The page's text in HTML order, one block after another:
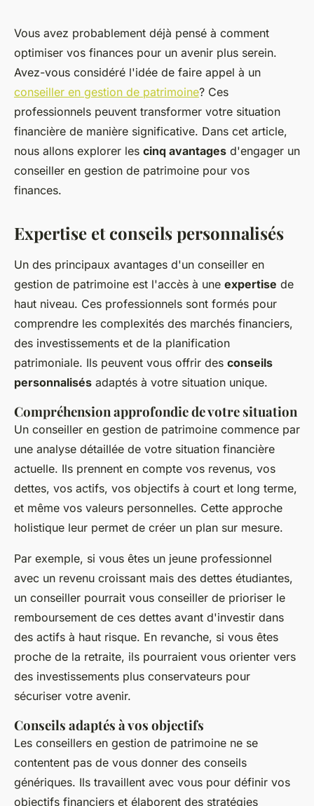
Les 5 avantages d'un conseiller
en gestion de patrimoine pour
vos finances
admin•11 février 2025•7 min de lecture
Vous avez probablement déjà pensé à comment
optimiser vos finances pour un avenir plus serein.
Avez-vous considéré l'idée de faire appel à un
conseiller en gestion de patrimoine? Ces
professionnels peuvent transformer votre situation
financière de manière significative. Dans cet article,
nous allons explorer les cinq avantages d'engager un
conseiller en gestion de patrimoine pour vos
finances.
Expertise et conseils personnalisés
Un des principaux avantages d'un conseiller en
gestion de patrimoine est l'accès à une expertise de
haut niveau. Ces professionnels sont formés pour
comprendre les complexités des marchés financiers,
des investissements et de la planification
patrimoniale. Ils peuvent vous offrir des conseils
personnalisés adaptés à votre situation unique.
Compréhension approfondie de votre situation
Un conseiller en gestion de patrimoine commence par
une analyse détaillée de votre situation financière
actuelle. Ils prennent en compte vos revenus, vos
dettes, vos actifs, vos objectifs à court et long terme,
et même vos valeurs personnelles. Cette approche
holistique leur permet de créer un plan sur mesure.
Par exemple, si vous êtes un jeune professionnel
avec un revenu croissant mais des dettes étudiantes,
un conseiller pourrait vous conseiller de prioriser le
remboursement de ces dettes avant d'investir dans
des actifs à haut risque. En revanche, si vous êtes
proche de la retraite, ils pourraient vous orienter vers
des investissements plus conservateurs pour
sécuriser votre avenir.
Conseils adaptés à vos objectifs
Les conseillers en gestion de patrimoine ne se
contentent pas de vous donner des conseils
génériques. Ils travaillent avec vous pour définir vos
objectifs financiers et élaborent des stratégies